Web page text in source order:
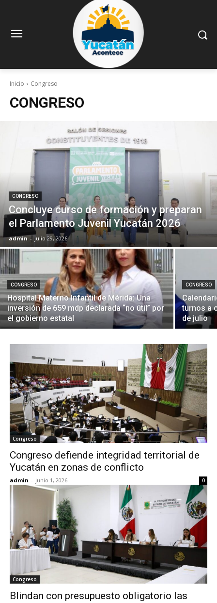
Inicio Congreso
CONGRESO
CONGRESO
Concluye curso de formación y preparan
el Parlamento Juvenil Yucatán 2026
admin - julio 29, 2026
CONGRESO
Hospital Materno Infantil de Mérida: Una
inversión de 659 mdp declarada “no útil” por
el gobierno estatal
CONGRESO
turnos a
de julio
Congreso
Congreso defiende integridad territorial de
Yucatán en zonas de conflicto
admin - junio 1, 2026 0
Congreso
Blindan con presupuesto obligatorio las